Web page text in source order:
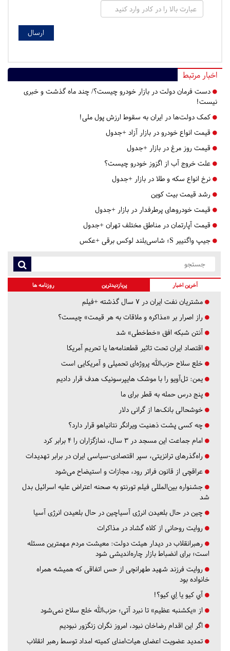
اخبار مرتبط
دست فرمان دولت در بازار خودرو چیست؟/ چند ماه گذشت و خبری
نیست!
کمک دولت‌ها در ایران به سقوط ارزش پول ملی!
قیمت انواع خودرو در بازار آزاد +جدول
قیمت روز مرغ در بازار +جدول
علت خروج آب از اگزوز خودرو چیست؟
نرخ انواع سکه و طلا در بازار +جدول
رشد قیمت بیت کوین
قیمت خودروهای پرطرفدار در بازار +جدول
قیمت آپارتمان در مناطق مختلف تهران +جدول
جیپ واگنییر S؛ شاسی‌بلند لوکس برقی +عکس
آخرین اخبار پربازدیدترین روزنامه ها
مشتریان نفت ایران در ۷ سال گذشته +فیلم
راز اصرار بر «مذاکره و ملاقات به هر قیمت» چیست؟
آنتن شبکه افق «خط‌خطی» شد
اقتصاد ایران تحت تاثیر قطعنامه‌ها یا تحریم‌ آمریکا
خلع سلاح حزب‌الله پروژه‌ای تحمیلی و آمریکایی است
یمن: تل‌آویو را با موشک هایپرسونیک هدف قرار دادیم
پنج درس‌ حمله به قطر برای ما
خوشحالی بانک‌ها از گرانی دلار
چه کسی پشت ذهنیت ویرانگر نتانیاهو قرار دارد؟
امام جماعت این مسجد در ۳ سال، نمازگزاران را ۴ برابر کرد
راه‌گذرهای ترانزیتی، سپر اقتصادی-سیاسی ایران در برابر تهدیدات
عراقچی از قانون فراتر رود، مجازات و استیضاح می‌شود
جشنواره بین‌المللی فیلم تورنتو به صحنه اعتراض علیه اسرائیل بدل
شد
چین در حال بلعیدن انرژی آسیاچین در حال بلعیدن انرژی آسیا
روایت روحانی از کلاه گشاد در مذاکرات
رهبرانقلاب در دیدار هیئت دولت: معیشت مردم مهمترین مسئله
است؛ برای انضباط بازار چاره‌اندیشی شود
روایت فرزند شهید طهرانچی از حس اتفاقی که همیشه همراه
خانواده بود
آي كيو يا اِي كيو؟!
از «یکشنبه عظیم» تا نبرد آتی؛ حزب‌الله خلع سلاح نمی‌شود
اگر این اقدام رضاخان نبود، امروز نگران زنگزور نبودیم
تمدید عضویت اعضای هیات‌امنای کمیته امداد توسط رهبر انقلاب